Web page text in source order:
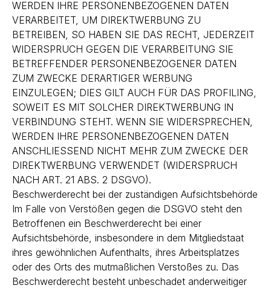
WERDEN IHRE PERSONENBEZOGENEN DATEN
VERARBEITET, UM DIREKTWERBUNG ZU
BETREIBEN, SO HABEN SIE DAS RECHT, JEDERZEIT
WIDERSPRUCH GEGEN DIE VERARBEITUNG SIE
BETREFFENDER PERSONENBEZOGENER DATEN
ZUM ZWECKE DERARTIGER WERBUNG
EINZULEGEN; DIES GILT AUCH FÜR DAS PROFILING,
SOWEIT ES MIT SOLCHER DIREKTWERBUNG IN
VERBINDUNG STEHT. WENN SIE WIDERSPRECHEN,
WERDEN IHRE PERSONENBEZOGENEN DATEN
ANSCHLIESSEND NICHT MEHR ZUM ZWECKE DER
DIREKTWERBUNG VERWENDET (WIDERSPRUCH
NACH ART. 21 ABS. 2 DSGVO).
Beschwerderecht bei der zuständigen Aufsichtsbehörde
Im Falle von Verstößen gegen die DSGVO steht den
Betroffenen ein Beschwerderecht bei einer
Aufsichtsbehörde, insbesondere in dem Mitgliedstaat
ihres gewöhnlichen Aufenthalts, ihres Arbeitsplatzes
oder des Orts des mutmaßlichen Verstoßes zu. Das
Beschwerderecht besteht unbeschadet anderweitiger